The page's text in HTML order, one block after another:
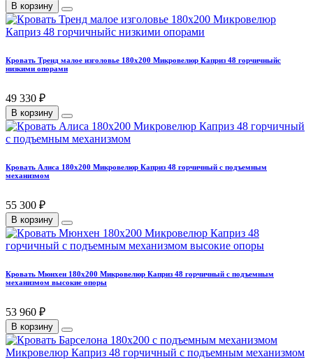
В корзину
Кровать Тренд малое изголовье 180х200 Микровелюр Каприз 48 горчичныйс
низкими опорами
49 330 ₽
В корзину
Кровать Алиса 180х200 Микровелюр Каприз 48 горчичный с подъемным
механизмом
55 300 ₽
В корзину
Кровать Мюнхен 180х200 Микровелюр Каприз 48 горчичный с подъемным
механизмом высокие опоры
53 960 ₽
В корзину